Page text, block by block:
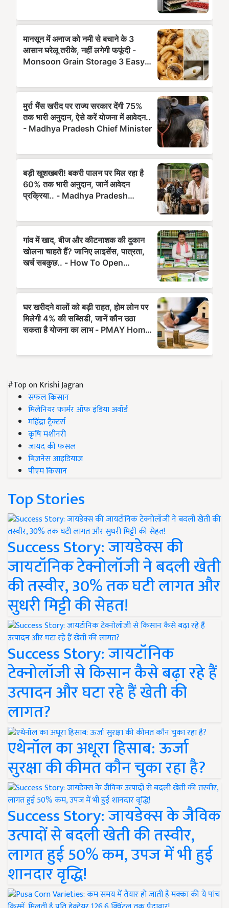
#Top on Krishi Jagran
सफल किसान
मिलेनियर फार्मर ऑफ इंडिया अवॉर्ड
महिंद्रा ट्रैक्टर्स
कृषि मशीनरी
जायद की फसल
बिज़नेस आइडियाज
पीएम किसान
Top Stories
Success Story: जायडेक्स की
जायटॉनिक टेक्नोलॉजी ने बदली खेती
की तस्वीर, 30% तक घटी लागत और
सुधरी मिट्टी की सेहत!
Success Story: जायटॉनिक
टेक्नोलॉजी से किसान कैसे बढ़ा रहे हैं
उत्पादन और घटा रहे हैं खेती की
लागत?
एथेनॉल का अधूरा हिसाब: ऊर्जा
सुरक्षा की कीमत कौन चुका रहा है?
Success Story: जायडेक्स के जैविक
उत्पादों से बदली खेती की तस्वीर,
लागत हुई 50% कम, उपज में भी हुई
शानदार वृद्धि!